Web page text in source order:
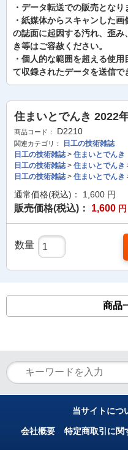
・データ転送での販売とな
・紙媒体からスキャンした
の誌面に起因する汚れ、歪
き等はご容赦ください。
・個人的な範囲を超える使
て収録されたデータを送信で
住まいとでんき 2022
商品コード： D2210
関連カテゴリ：
日工の技術雑誌
日工の技術雑誌> 住まいとでんき
日工の技術雑誌> 住まいとでんき
日工の技術雑誌> 住まいとでんき
通常価格(税込)： 1,600 円
販売価格(税込)： 1,600 円
数量
商品
当サイトにつ
会社概要 特定商取引に関